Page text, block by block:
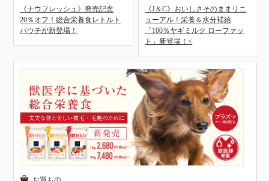
《ナウフレッシュ》発売記念
20％オフ！総合栄養食レトルト
パウチが新登場！
《J＆C》おいしさそのままリニ
ューアル！栄養＆水分補給
「100％ヤギミルク ローファッ
ト」新登場！<